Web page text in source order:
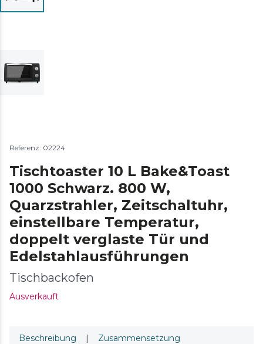
Referenz: 02224
Tischtoaster 10 L Bake&Toast
1000 Schwarz. 800 W,
Quarzstrahler, Zeitschaltuhr,
einstellbare Temperatur,
doppelt verglaste Tür und
Edelstahlausführungen
Tischbackofen
Ausverkauft
Beschreibung | Zusammensetzung